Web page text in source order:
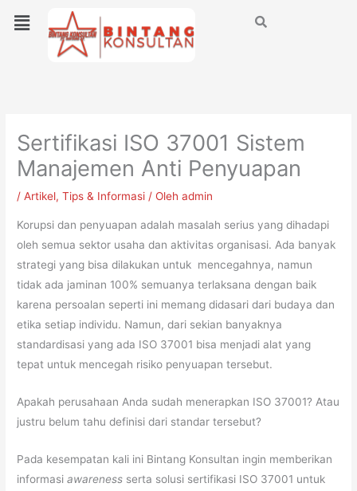
Menu
Sertifikasi ISO 37001 Sistem
Manajemen Anti Penyuapan
/Artikel,Tips & Informasi / Olehadmin
Korupsi dan penyuapan adalah masalah serius yang dihadapi
oleh semua sektor usaha dan aktivitas organisasi. Ada banyak
strategi yang bisa dilakukan untuk mencegahnya, namun
tidak ada jaminan 100% semuanya terlaksana dengan baik
karena persoalan seperti ini memang didasari dari budaya dan
etika setiap individu. Namun, dari sekian banyaknya
standardisasi yang ada ISO 37001 bisa menjadi alat yang
tepat untuk mencegah risiko penyuapan tersebut.
Apakah perusahaan Anda sudah menerapkan ISO 37001? Atau
justru belum tahu definisi dari standar tersebut?
Pada kesempatan kali ini Bintang Konsultan ingin memberikan
informasiawareness serta solusi sertifikasi ISO 37001 untuk